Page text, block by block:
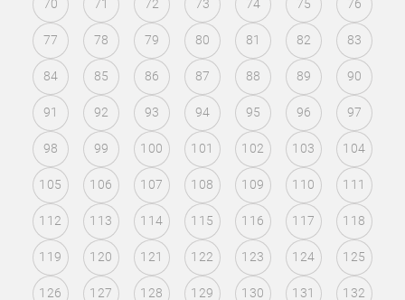
70 71 72 73 74 75 76
77 78 79 80 81 82 83
84 85 86 87 88 89 90
91 92 93 94 95 96 97
98 99 100 101 102 103 104
105 106 107 108 109 110 111
112 113 114 115 116 117 118
119 120 121 122 123 124 125
126 127 128 129 130 131 132